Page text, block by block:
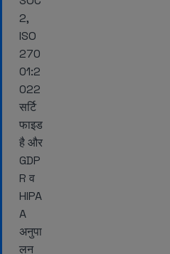
2,
ISO
270
01:2
022
सर्टि
फाइड
है और
GDP
R व
HIPA
A
अनुपा
लन